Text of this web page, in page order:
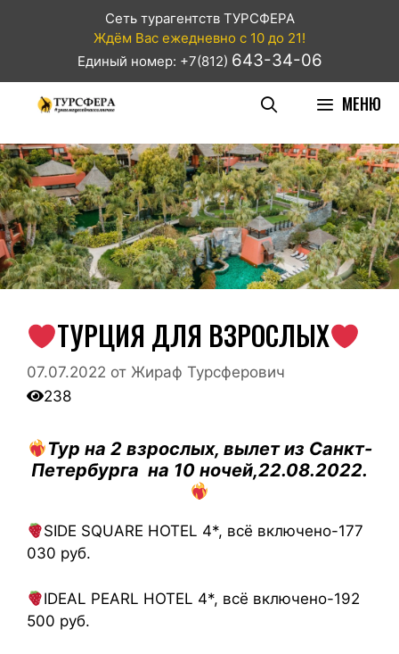
Сеть турагентств ТУРСФЕРА
Ждём Вас ежедневно с 10 до 21!
Единый номер: +7(812) 643-34-06
МЕНЮ
ТУРЦИЯ ДЛЯ ВЗРОСЛЫХ
07.07.2022 от Жираф Турсферович
238
Тур на 2 взрослых, вылет из Санкт-
Петербурга на 10 ночей,22.08.2022.
SIDE SQUARE HOTEL 4*, всё включено-177
030 руб.
IDEAL PEARL HOTEL 4*, всё включено-192
500 руб.